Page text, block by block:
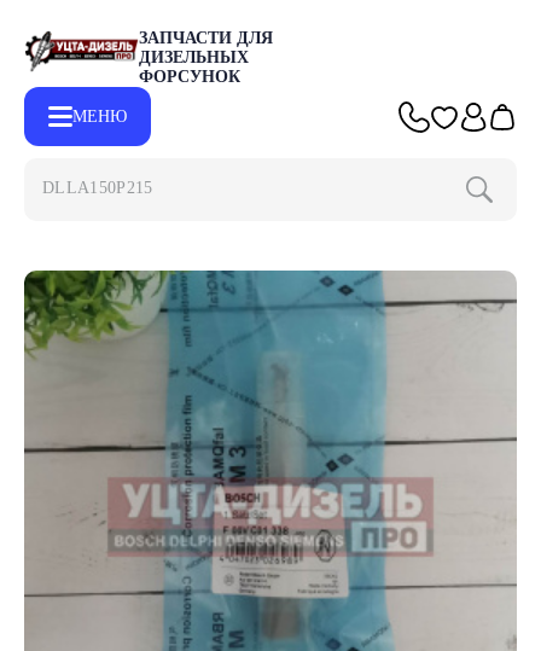
ЗАПЧАСТИ ДЛЯ
ДИЗЕЛЬНЫХ
ФОРСУНОК
МЕНЮ
DLLA150P2153